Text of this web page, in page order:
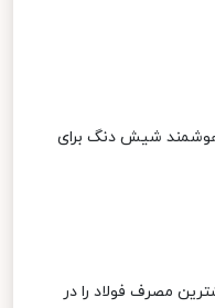
هوشمند شیش دنگ برای
مصرف فولاد را در